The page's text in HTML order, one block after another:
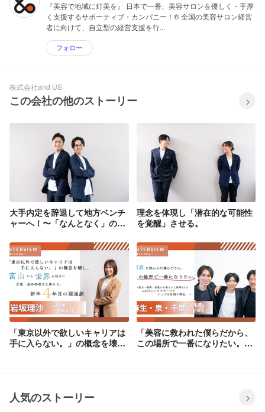
『美容で地域に灯美を』 日本で一番、美容サロンを優しく・手厚
く支援するサポーティブ・カンパニー！® 全国の美容サロン経営
者に向けて、自立型の経営支援を行...
フォロー
株式会社and US
この会社の他のストーリー
大手内定を辞退して地方ベンチ
ャーへ！〜「なんとなく」の就
対談〜
理念を体現し「潜在的な可能性
を覚醒」させる。
「東京以外で欲しいキャリアは
手に入らない。」の概念を壊
「美容に救われた僕らだから、
この場所で一番になりたい。」
人気のストーリー